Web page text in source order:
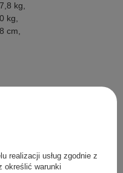
kg,
kg,
cm,
realizacji usług zgodnie z
określić warunki